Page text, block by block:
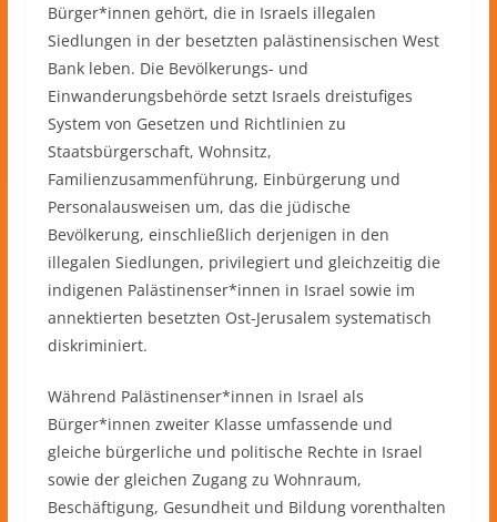
Bürger*innen gehört, die in Israels illegalen
Siedlungen in der besetzten palästinensischen West
Bank leben. Die Bevölkerungs- und
Einwanderungsbehörde setzt Israels dreistufiges
System von Gesetzen und Richtlinien zu
Staatsbürgerschaft, Wohnsitz,
Familienzusammenführung, Einbürgerung und
Personalausweisen um, das die jüdische
Bevölkerung, einschließlich derjenigen in den
illegalen Siedlungen, privilegiert und gleichzeitig die
indigenen Palästinenser*innen in Israel sowie im
annektierten besetzten Ost-Jerusalem systematisch
diskriminiert.
Während Palästinenser*innen in Israel als
Bürger*innen zweiter Klasse umfassende und
gleiche bürgerliche und politische Rechte in Israel
sowie der gleichen Zugang zu Wohnraum,
Beschäftigung, Gesundheit und Bildung vorenthalten